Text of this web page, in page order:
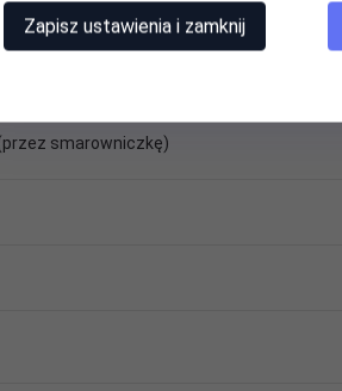
smarowniczkę)
Zapisz ustawienia i zamknij